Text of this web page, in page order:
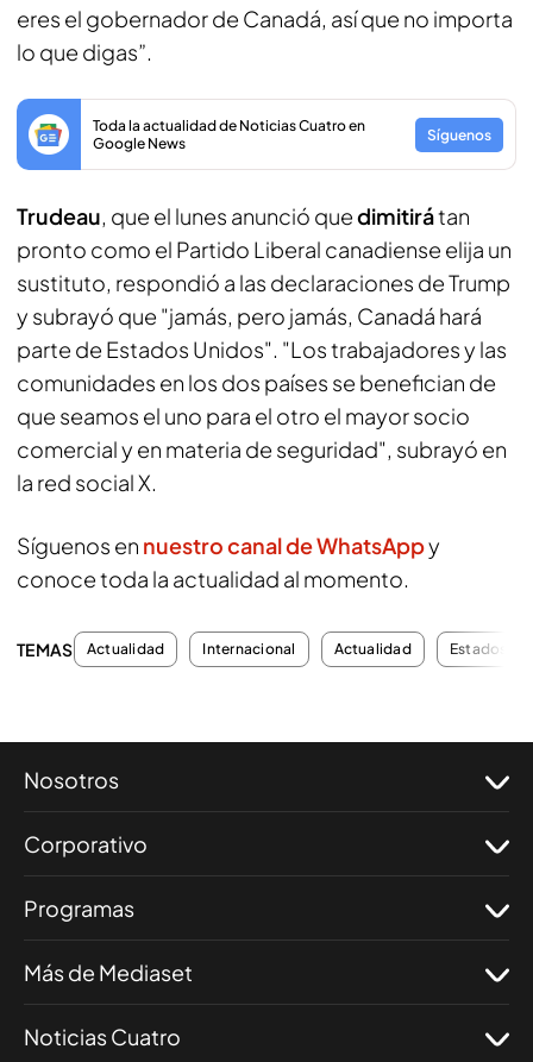
eres el gobernador de Canadá, así que no importa
lo que digas”.
Toda la actualidad de Noticias Cuatro en
Google News
Síguenos
Trudeau, que el lunes anunció quedimitirátan
pronto como el Partido Liberal canadiense elija un
sustituto, respondió a las declaraciones de Trump
y subrayó que "jamás, pero jamás, Canadá hará
parte de Estados Unidos". "Los trabajadores y las
comunidades en los dos países se benefician de
que seamos el uno para el otro el mayor socio
comercial y en materia de seguridad", subrayó en
la red social X.
Síguenos en nuestro canal de WhatsAppy
conoce toda la actualidad al momento.
TEMAS Actualidad Internacional Actualidad Estados
Nosotros
Corporativo
Programas
Más de Mediaset
Noticias Cuatro